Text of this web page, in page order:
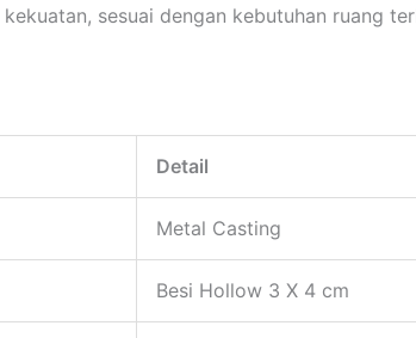
sesuai dengan kebutuhan ruang
Detail
Metal Casting
Besi Hollow 3 X 4 cm